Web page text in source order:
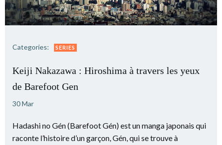
Categories: SERIES
Keiji Nakazawa : Hiroshima à travers les yeux
de Barefoot Gen
30 Mar
Hadashi no Gén (Barefoot Gén) est un manga japonais qui
raconte l’histoire d’un garçon, Gén, qui se trouve à